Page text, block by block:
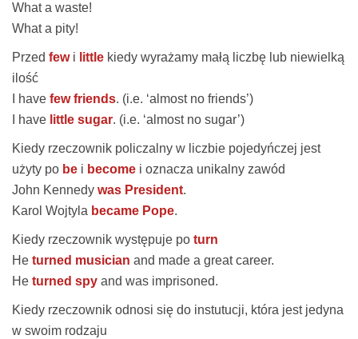
What a waste!
What a pity!
Przed fewi little kiedy wyrażamy małą liczbę lub niewielką
ilość
I have few friends. (i.e. ‘almost no friends’)
I have little sugar. (i.e. ‘almost no sugar’)
Kiedy rzeczownik policzalny w liczbie pojedyńczej jest
użyty po be i become i oznacza unikalny zawód
John Kennedy was President.
Karol Wojtyla became Pope.
Kiedy rzeczownik występuje po turn
He turned musician and made a great career.
He turned spy and was imprisoned.
Kiedy rzeczownik odnosi się do instutucji, która jest jedyna
w swoim rodzaju